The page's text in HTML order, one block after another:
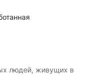
людей, живущих в